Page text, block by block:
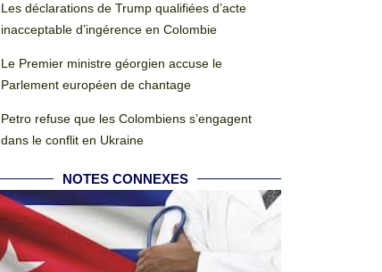
Les déclarations de Trump qualifiées d’acte
inacceptable d’ingérence en Colombie
Le Premier ministre géorgien accuse le
Parlement européen de chantage
Petro refuse que les Colombiens s’engagent
dans le conflit en Ukraine
NOTES CONNEXES